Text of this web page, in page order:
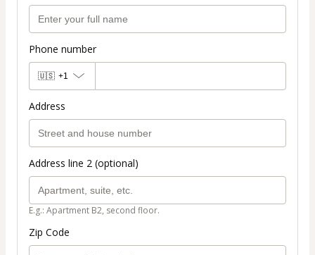
Phone number
🇺🇸 +1
Address
Address line 2 (optional)
E.g.: Apartment B2, second floor.
Zip Code